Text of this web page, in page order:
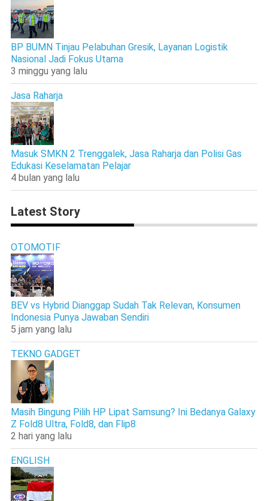
BP BUMN Tinjau Pelabuhan Gresik, Layanan Logistik
Nasional Jadi Fokus Utama
3 minggu yang lalu
Jasa Raharja
Masuk SMKN 2 Trenggalek, Jasa Raharja dan Polisi Gas
Edukasi Keselamatan Pelajar
4 bulan yang lalu
Latest Story
OTOMOTIF
BEV vs Hybrid Dianggap Sudah Tak Relevan, Konsumen
Indonesia Punya Jawaban Sendiri
5 jam yang lalu
TEKNO GADGET
Masih Bingung Pilih HP Lipat Samsung? Ini Bedanya Galaxy
Z Fold8 Ultra, Fold8, dan Flip8
2 hari yang lalu
ENGLISH